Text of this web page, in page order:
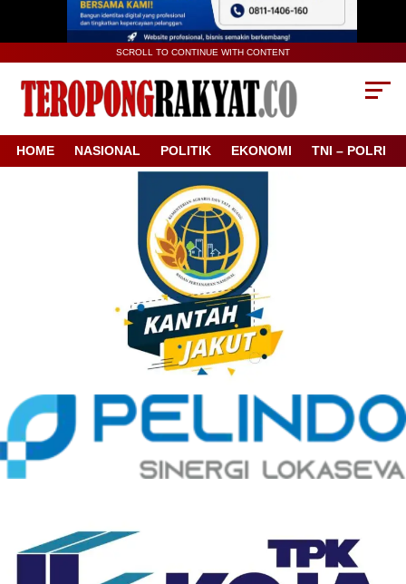
SCROLL TO CONTINUE WITH CONTENT
HOME NASIONAL POLITIK EKONOMI TNI – POLRI